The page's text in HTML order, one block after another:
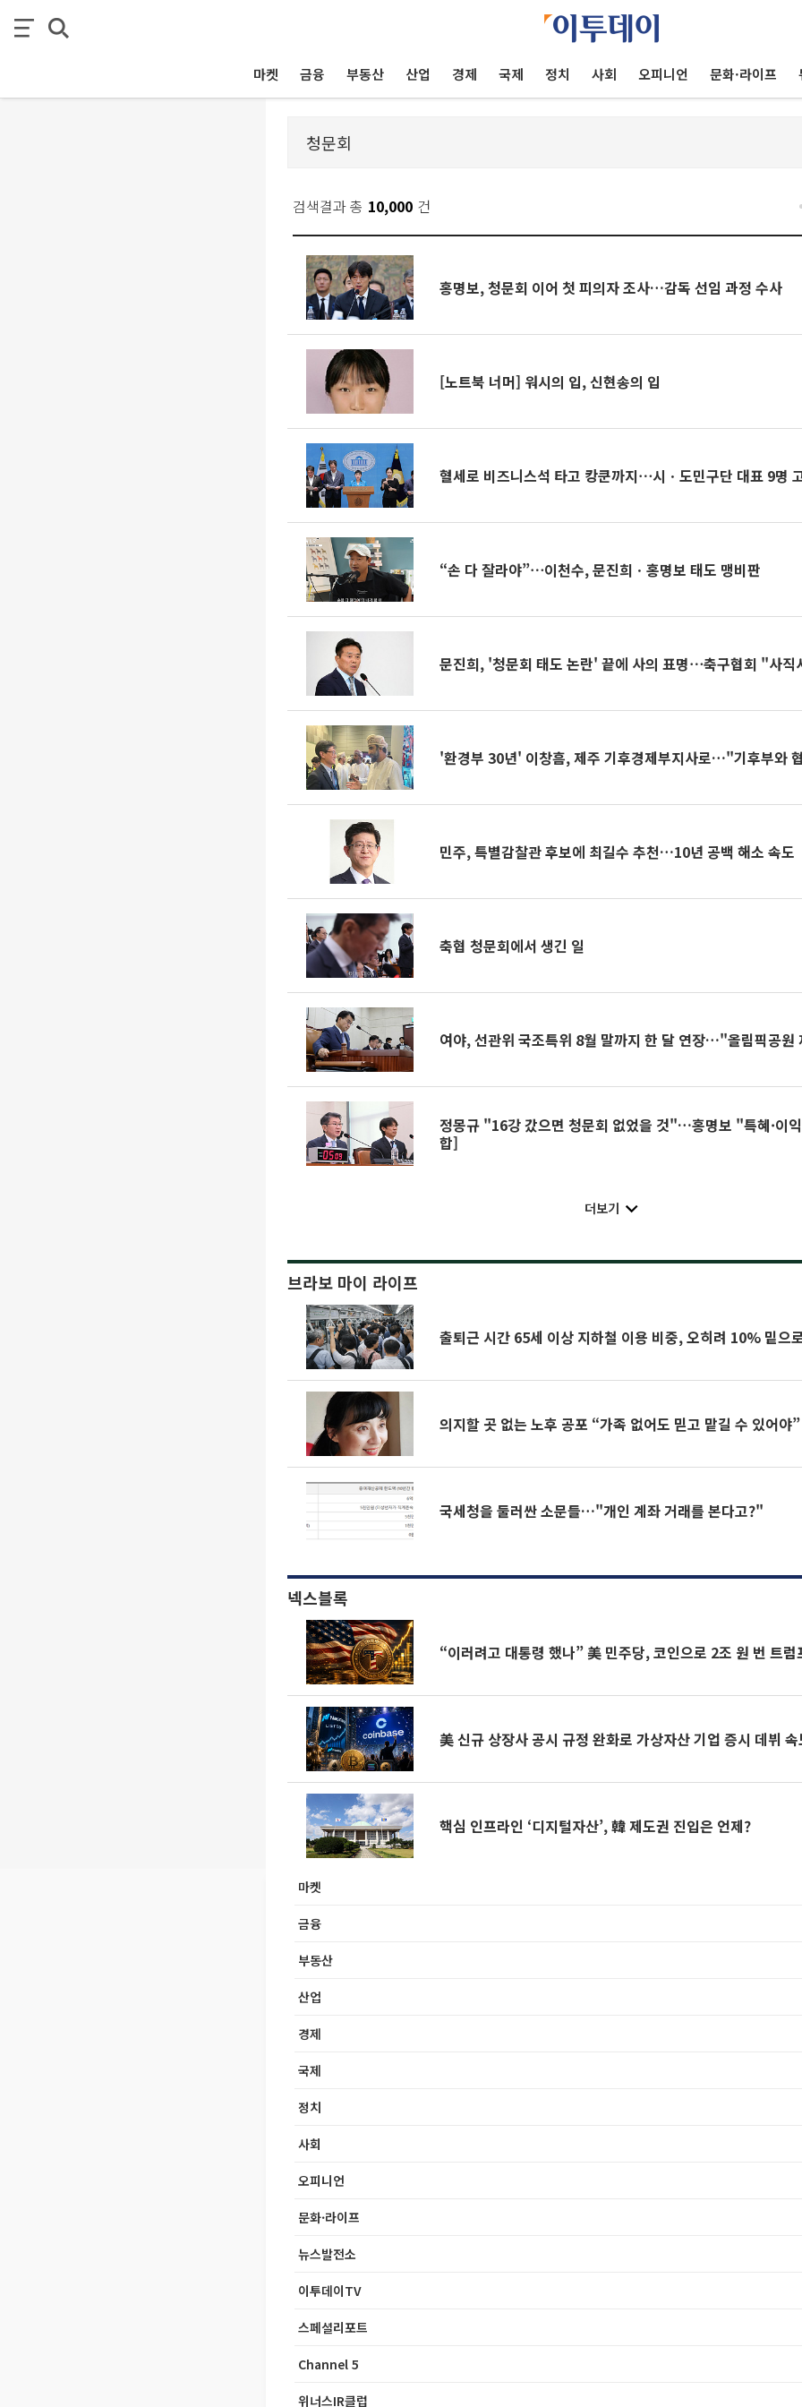
마켓 금융 부동산 산업 경제 국제 정치 사회 오피니언 문화·라이프
검색결과 총 10,000 건
홍명보, 청문회 이어 첫 피의자 조사…감독 선임 과정 수사
[노트북 너머] 워시의 입, 신현송의 입
혈세로 비즈니스석 타고 캉쿤까지⋯시ㆍ도민구단 대표 9명
“손 다 잘라야”⋯이천수, 문진희ㆍ홍명보 태도 맹비판
문진희, '청문회 태도 논란' 끝에 사의 표명⋯축구협회 "사직
'환경부 30년' 이창흠, 제주 기후경제부지사로…"기후부와
민주, 특별감찰관 후보에 최길수 추천…10년 공백 해소 속도
축협 청문회에서 생긴 일
여야, 선관위 국조특위 8월 말까지 한 달 연장…"올림픽공원
정몽규 "16강 갔으면 청문회 없었을 것"…홍명보 "특혜·이
합]
더보기
브라보 마이 라이프
출퇴근 시간 65세 이상 지하철 이용 비중, 오히려 10% 밑으
의지할 곳 없는 노후 공포 “가족 없어도 믿고 맡길 수 있어야”
국세청을 둘러싼 소문들…"개인 계좌 거래를 본다고?"
넥스블록
“이러려고 대통령 했나” 美 민주당, 코인으로 2조 원 번 트
美 신규 상장사 공시 규정 완화로 가상자산 기업 증시 데뷔
핵심 인프라인 ‘디지털자산’, 韓 제도권 진입은 언제?
마켓
금융
부동산
산업
경제
국제
정치
사회
오피니언
문화·라이프
뉴스발전소
이투데이TV
스페셜리포트
Channel 5
위너스IR클럽